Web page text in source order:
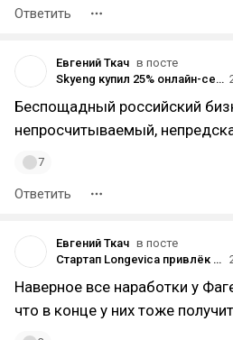
Ответить
Евгений Ткач в посте
Skyeng купил 25% онлайн-сервиса для обучения маркетингу и дизайну Qmarketing Academy
Беспощадный российский
непросчитываемый,
7
Ответить
Евгений Ткач в посте
Стартап Longevica привлёк $2,5 млн — он разрабатывает платформу для тестирования средств против старения
Наверное все наработки у
что в конце у них тоже